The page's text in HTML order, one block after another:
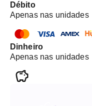
Débito
Apenas nas unidades
Dinheiro
Apenas nas unidades